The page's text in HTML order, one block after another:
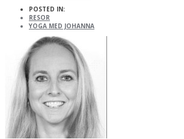
POSTED IN:
RESOR
YOGA MED JOHANNA